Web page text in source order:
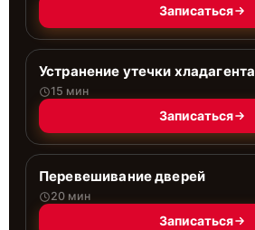
Записаться
Устранение утечки хладагента
15 мин
Записаться
Перевешивание дверей
20 мин
Записаться